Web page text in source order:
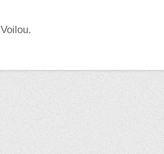
Voilou.